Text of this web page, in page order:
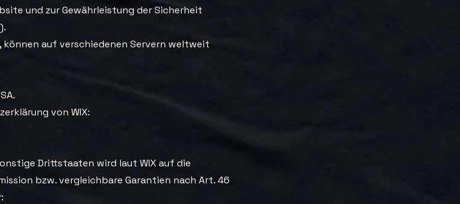
und zur Gewährleistung der Sicherheit
können auf verschiedenen Servern weltweit
von WIX:
Drittstaaten wird laut WIX auf die
bzw. vergleichbare Garantien nach Art. 46